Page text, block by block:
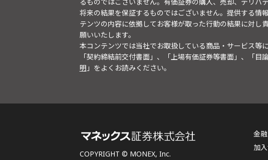
将来の結果を保証するものではございません。提供する情
テンツの内容に依拠してお客様が取った行動の結果に対
願いいたします。
本コンテンツでは当社でお取扱している商品・サービス等
「契約締結前交付書面」、「上場有価証券等書面」、「
明 」をよくお読みください。
COPYRIGHT © MONEX, Inc.
金